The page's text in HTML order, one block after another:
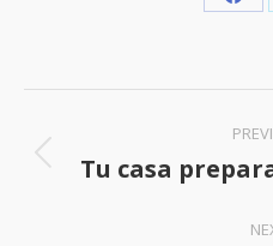
navigation
Tu casa